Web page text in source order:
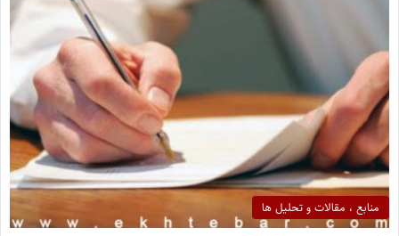
منابع ، مقالات و تحلیل ها